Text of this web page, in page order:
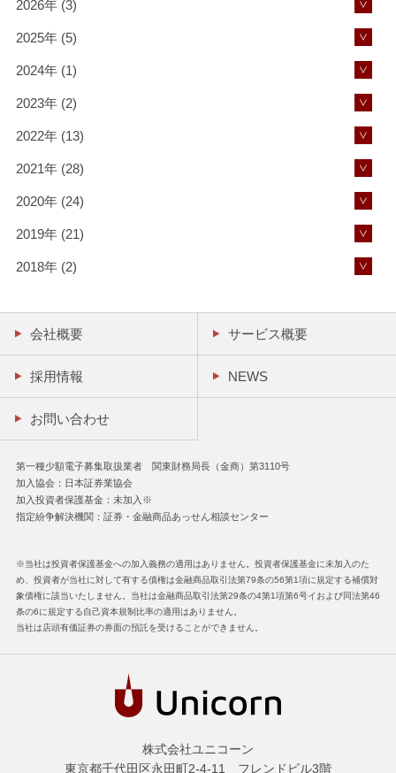
2026年 (3)
2025年 (5)
2024年 (1)
2023年 (2)
2022年 (13)
2021年 (28)
2020年 (24)
2019年 (21)
2018年 (2)
会社概要 サービス概要
採用情報 NEWS
お問い合わせ
第一種少額電子募集取扱業者 関東財務局長（金商）第3110号
加入協会：日本証券業協会
加入投資者保護基金：未加入※
指定紛争解決機関：証券・金融商品あっせん相談センター
※当社は投資者保護基金への加入義務の適用はありません。投資者保護基金に未加入のた
め、投資者が当社に対して有する債権は金融商品取引法第79条の56第1項に規定する補償対
象債権に該当いたしません。当社は金融商品取引法第29条の4第1項第6号イおよび同法第46
条の6に規定する自己資本規制比率の適用はありません。
当社は店頭有価証券の券面の預託を受けることができません。
株式会社ユニコーン
東京都千代田区永田町2-4-11 フレンドビル3階